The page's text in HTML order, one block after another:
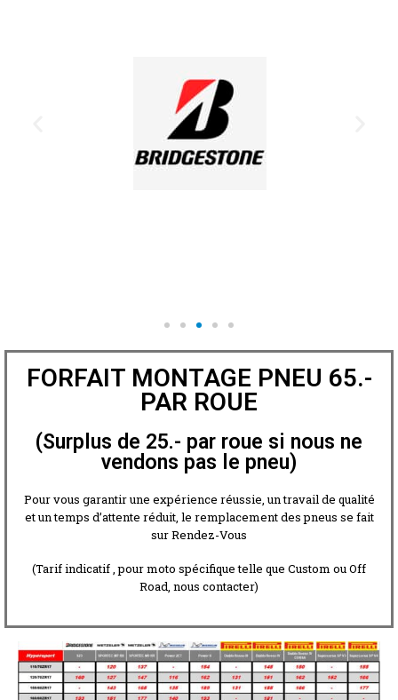
FORFAIT MONTAGE PNEU 65.-
PAR ROUE
(Surplus de 25.- par roue si nous ne
vendons pas le pneu)
Pour vous garantir une expérience réussie, un travail de qualité
et un temps d’attente réduit, le remplacement des pneus se fait
sur Rendez-Vous
(Tarif indicatif , pour moto spécifique telle que Custom ou Off
Road, nous contacter)